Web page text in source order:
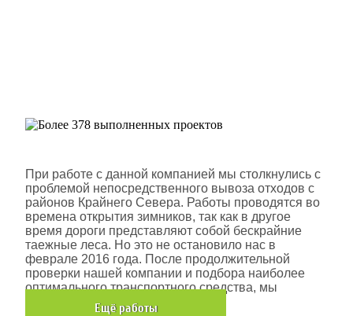
При работе с данной компанией мы столкнулись с
проблемой непосредственного вывоза отходов с
районов Крайнего Севера. Работы проводятся во
времена открытия зимников, так как в другое
время дороги представляют собой бескрайние
таежные леса. Но это не остановило нас в
феврале 2016 года. После продолжительной
проверки нашей компании и подбора наиболее
оптимального транспортного средства, мы
помогли данной компании.
Eщё работы